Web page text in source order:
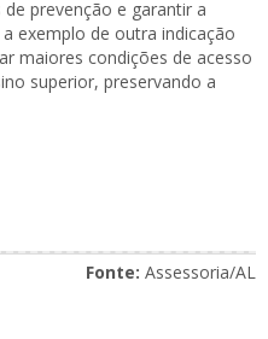
prevenção e garantir a
exemplo de outra indicação
maiores condições de acesso
superior, preservando a
Fonte: Assessoria/AL